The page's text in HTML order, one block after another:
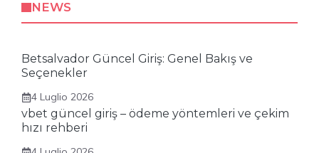
NEWS
Betsalvador Güncel Giriş: Genel Bakış ve
Seçenekler
4 Luglio 2026
vbet güncel giriş – ödeme yöntemleri ve çekim
hızı rehberi